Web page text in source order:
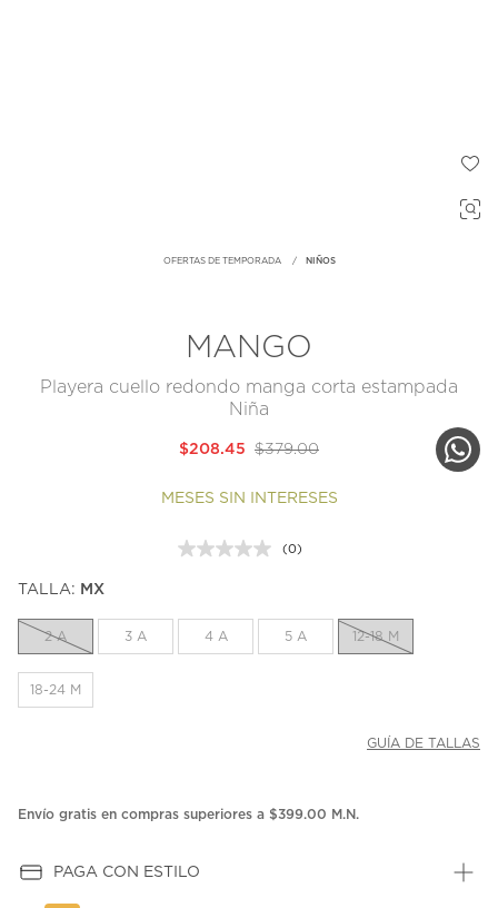
OFERTAS DE TEMPORADA NIÑOS
MANGO
Playera cuello redondo manga corta estampada
Niña
$379.00
$208.45
MESES SIN INTERESES
Sin
la
misma
(0)
TALLA: MX
2 A 3 A 4 A 5 A 12-18 M
18-24 M
GUÍA DE TALLAS
Envío gratis en compras superiores a $399.00 M.N.
PAGA CON ESTILO